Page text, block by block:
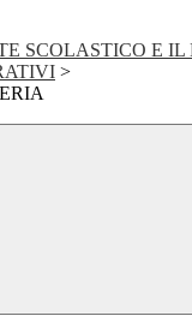
SCOLASTICO E
>